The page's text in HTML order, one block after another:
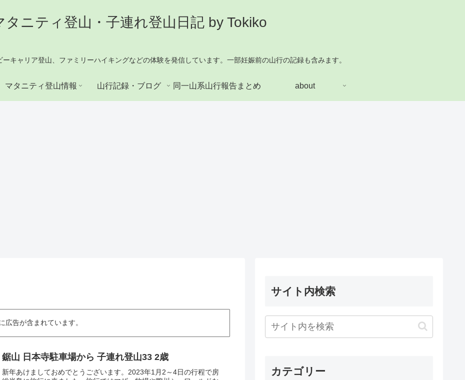
タニティ登山・子連れ登山日記 by Tokiko
キャリア登山、ファミリーハイキングなどの体験を発信しています。一部妊娠前の山行の記録も含みます。
マタニティ登山情報 山行記録・ブログ 同一山系山行報告まとめ about
広告が含まれています。
鋸山 日本寺駐車場から 子連れ登山33 2歳
新年あけましておめでとうございます。2023年1月2～4日の行程で房
サイト内検索
カテゴリー